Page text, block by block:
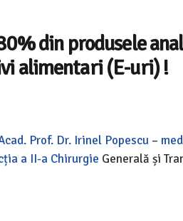
din produsele
alimentari (E-uri) !
Prof. Dr. Irinel Popescu –
a II-a Chirurgie Generală și